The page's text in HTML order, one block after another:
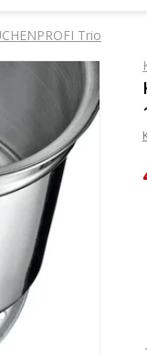
Trio